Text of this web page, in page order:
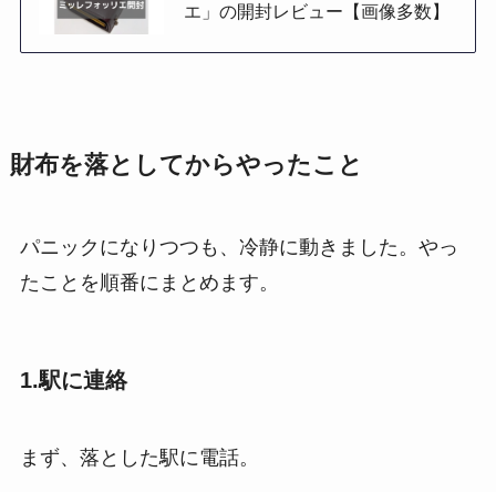
エ」の開封レビュー【画像多数】
財布を落としてからやったこと
パニックになりつつも、冷静に動きました。やっ
たことを順番にまとめます。
1.駅に連絡
まず、落とした駅に電話。